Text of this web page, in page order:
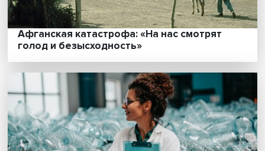
больше полномочий на местах при
роли компартии